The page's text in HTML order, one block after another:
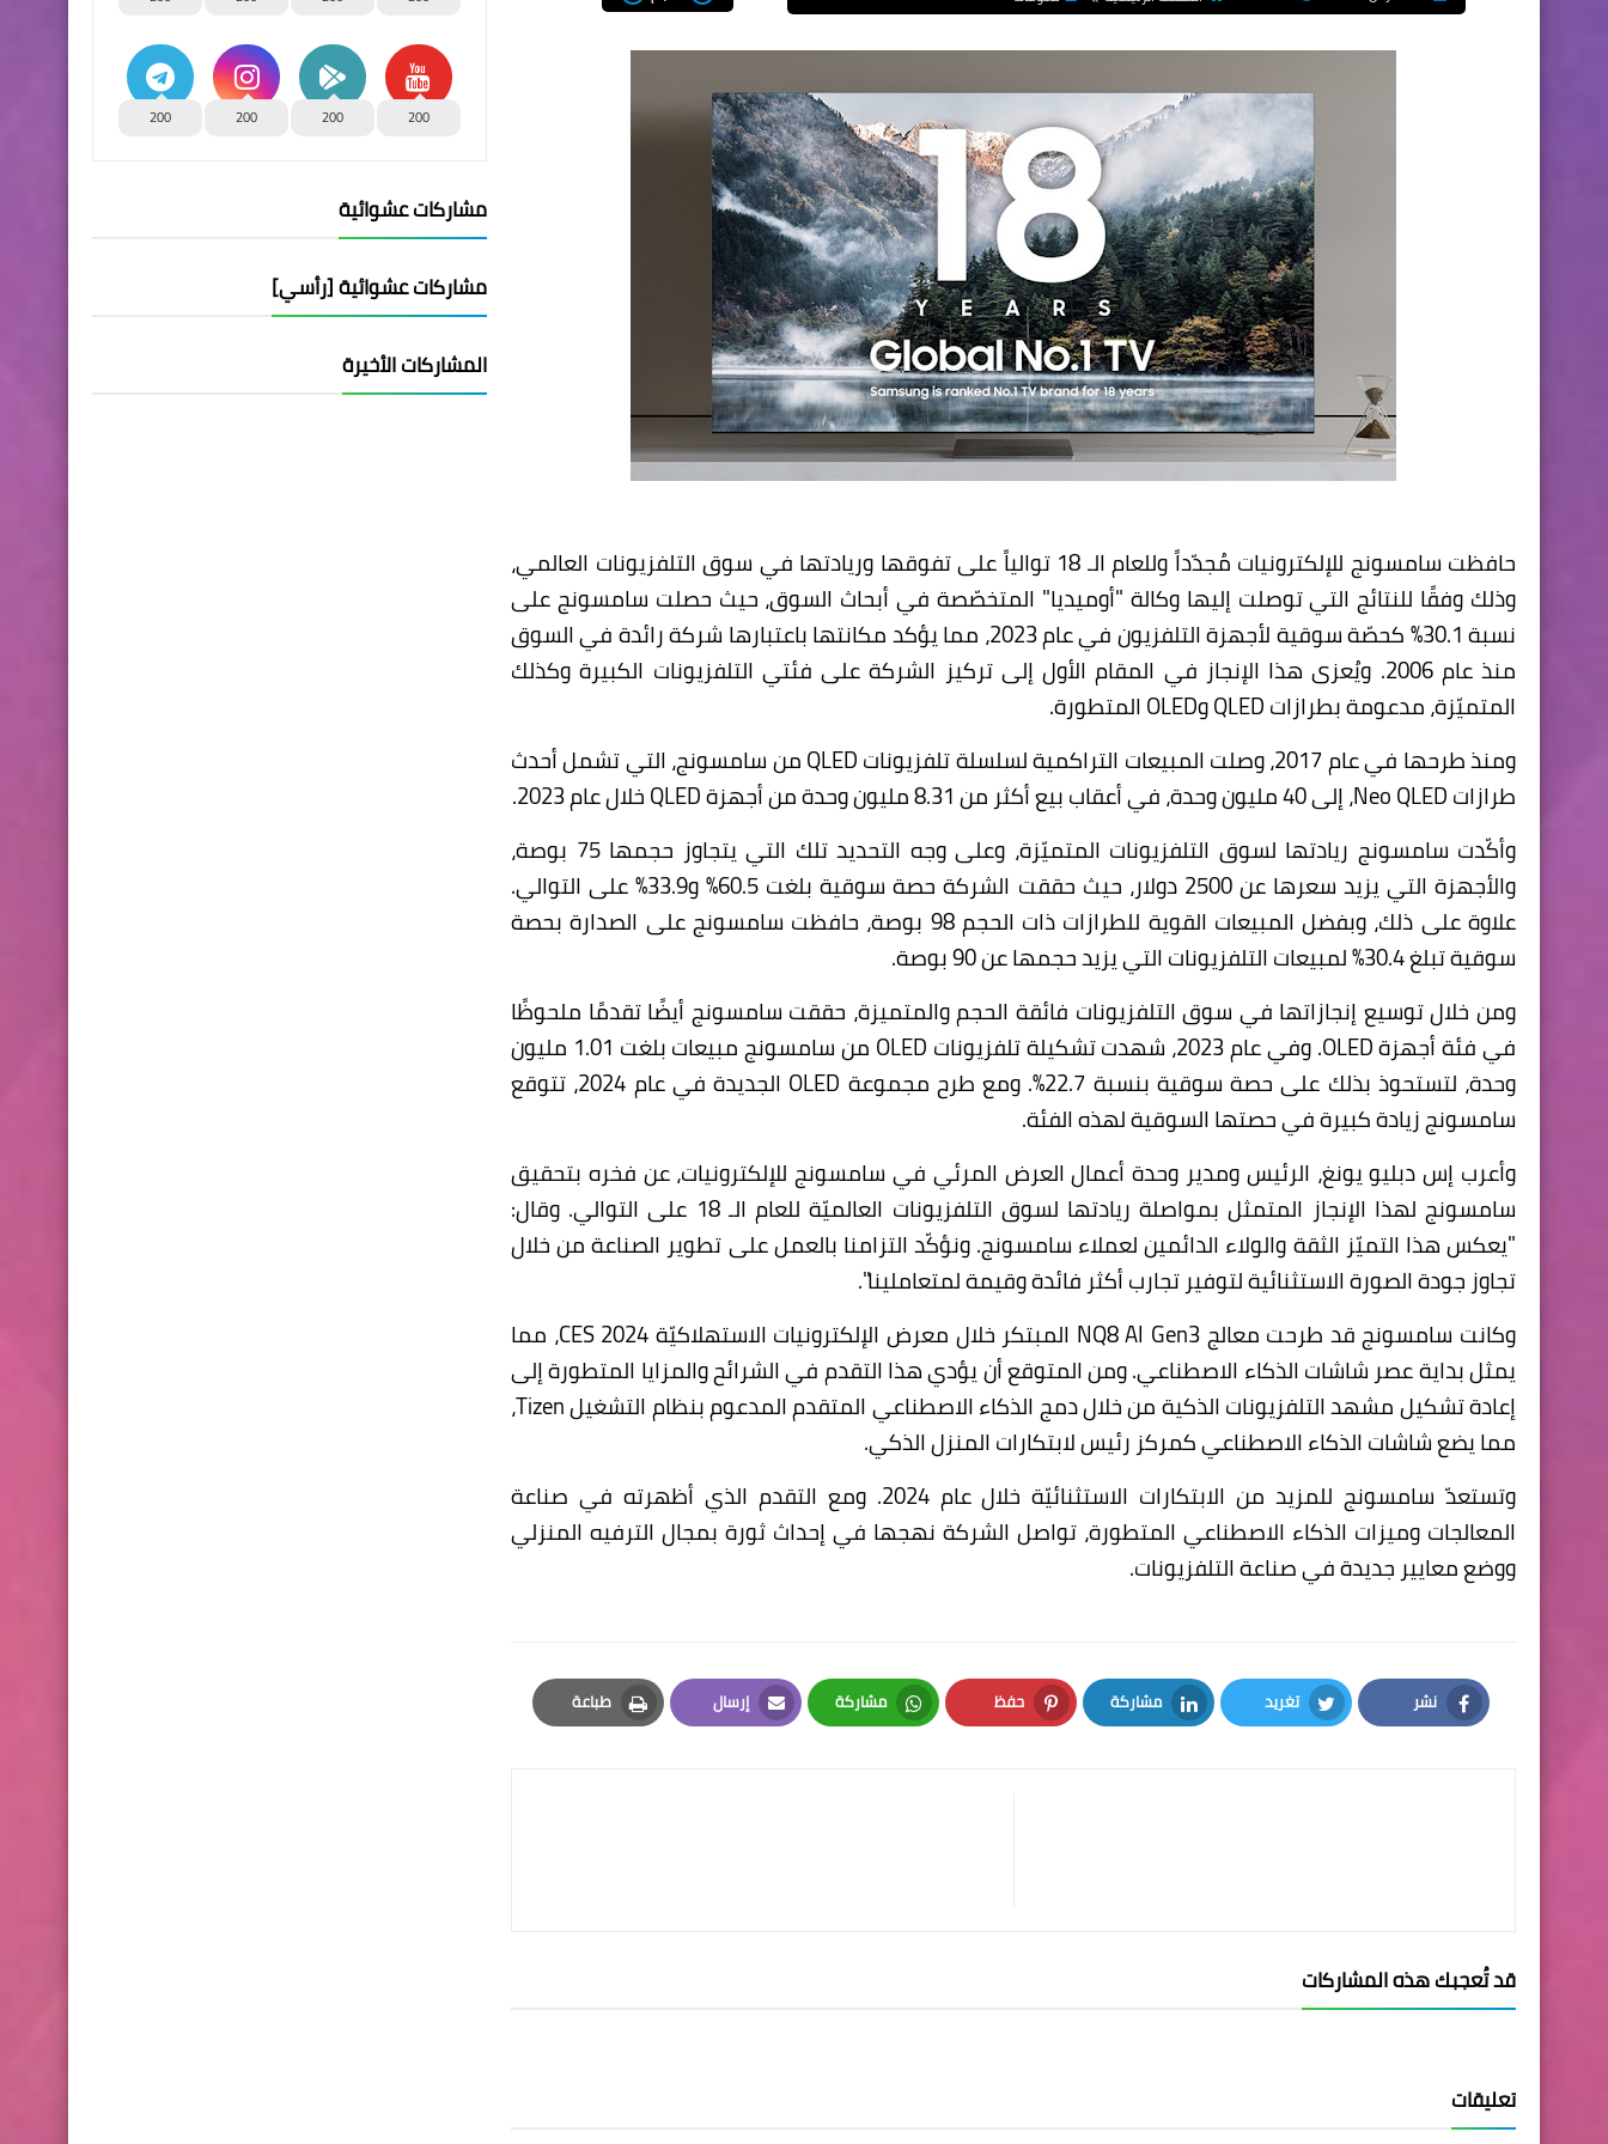
حافظت سامسونج للإلكترونيات مُجدّداً وللعام الـ 18 توالياً على تفوقها وريادتها في سوق التلفزيونات العالمي،
وذلك وفقًا للنتائج التي توصلت إليها وكالة "أوميديا" المتخصّصة في أبحاث السوق، حيث حصلت سامسونج على
نسبة 30.1% كحصّة سوقية لأجهزة التلفزيون في عام 2023، مما يؤكد مكانتها باعتبارها شركة رائدة في السوق
منذ عام 2006. ويُعزى هذا الإنجاز في المقام الأول إلى تركيز الشركة على فئتي التلفزيونات الكبيرة وكذلك
المتميّزة، مدعومة بطرازاتQLEDوOLEDالمتطورة.
ومنذ طرحها في عام 2017، وصلت المبيعات التراكمية لسلسلة تلفزيونات
QLEDمن سامسونج، التي تشمل أحدث
طرازاتNeo QLED، إلى 40 مليون وحدة، في أعقاب بيع أكثر من 8.31 مليون وحدة من أجهزة QLEDخلال عام 2023.
وأكّدت سامسونج ريادتها لسوق التلفزيونات المتميّزة، وعلى وجه التحديد تلك التي يتجاوز حجمها 75 بوصة،
والأجهزة التي يزيد سعرها عن 2500 دولار، حيث حققت الشركة حصة سوقية بلغت 60.5% و33.9% على التوالي.
علاوة على ذلك، وبفضل المبيعات القوية للطرازات ذات الحجم 98 بوصة، حافظت سامسونج على الصدارة بحصة
سوقية تبلغ 30.4% لمبيعات التلفزيونات التي يزيد حجمها عن 90 بوصة.
ومن خلال توسيع إنجازاتها في سوق التلفزيونات فائقة الحجم والمتميزة، حققت سامسونج أيضًا تقدمًا ملحوظًا
في فئة أجهزةOLED. وفي عام 2023، شهدت تشكيلة تلفزيونات OLED
من سامسونج مبيعات بلغت 1.01 مليون
وحدة، لتستحوذ بذلك على حصة سوقية بنسبة 22.7%. ومع طرح مجموعة
OLED
الجديدة في عام 2024، تتوقع
سامسونج زيادة كبيرة في حصتها السوقية لهذه الفئة.
وأعرب إس دبليو يونغ، الرئيس ومدير وحدة أعمال العرض المرئي في سامسونج للإلكترونيات، عن فخره بتحقيق
سامسونج لهذا الإنجاز المتمثل بمواصلة ريادتها لسوق التلفزيونات العالميّة للعام الـ 18 على التوالي. وقال:
"يعكس هذا التميّز الثقة والولاء الدائمين لعملاء سامسونج. ونؤكّد التزامنا بالعمل على تطوير الصناعة من خلال
تجاوز جودة الصورة الاستثنائية لتوفير تجارب أكثر فائدة وقيمة لمتعاملينا".
وكانت سامسونج قد طرحت معالجNQ8 AI Gen3 المبتكر خلال معرض الإلكترونيات الاستهلاكيّةCES 2024، مما
يمثل بداية عصر شاشات الذكاء الاصطناعي. ومن المتوقع أن يؤدي هذا التقدم في الشرائح والمزايا المتطورة إلى
إعادة تشكيل مشهد التلفزيونات الذكية من خلال دمج الذكاء الاصطناعي المتقدم المدعوم بنظام التشغيلTizen،
مما يضع شاشات الذكاء الاصطناعي كمركز رئيس لابتكارات المنزل الذكي.
وتستعدّ سامسونج للمزيد من الابتكارات الاستثنائيّة خلال عام 2024. ومع التقدم الذي أظهرته في صناعة
المعالجات وميزات الذكاء الاصطناعي المتطورة، تواصل الشركة نهجها في إحداث ثورة بمجال الترفيه المنزلي
ووضع معايير جديدة في صناعة التلفزيونات.
نشر
Facebook
تغريد
Twitter
مشاركة
LinkedIn
حفظ
Pinterest
مشاركة
Whatsapp
إرسال
Email
طباعة
Print
قد تُعجبك هذه المشاركات
تعليقات
200
200
200
200
مشاركات عشوائية
مشاركات عشوائية [رأسي]
المشاركات الأخيرة